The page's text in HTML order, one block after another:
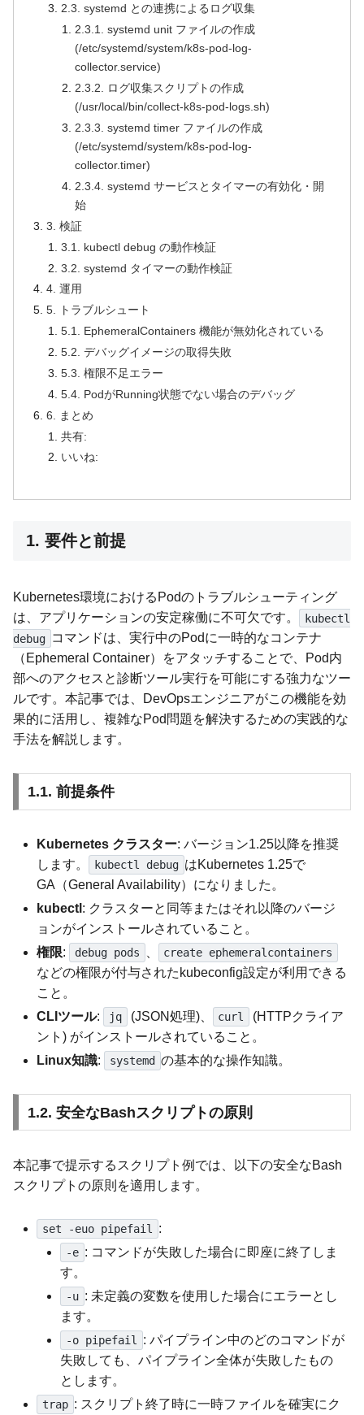
2.3. systemd との連携によるログ収集
2.3.1. systemd unit ファイルの作成
(/etc/systemd/system/k8s-pod-log-
collector.service)
2.3.2. ログ収集スクリプトの作成
(/usr/local/bin/collect-k8s-pod-logs.sh)
2.3.3. systemd timer ファイルの作成
(/etc/systemd/system/k8s-pod-log-
collector.timer)
2.3.4. systemd サービスとタイマーの有効化・開
始
3. 検証
3.1. kubectl debug の動作検証
3.2. systemd タイマーの動作検証
4. 運用
5. トラブルシュート
5.1. EphemeralContainers 機能が無効化されている
5.2. デバッグイメージの取得失敗
5.3. 権限不足エラー
5.4. PodがRunning状態でない場合のデバッグ
6. まとめ
共有:
いいね:
1. 要件と前提
Kubernetes環境におけるPodのトラブルシューティング
は、アプリケーションの安定稼働に不可欠です。
kubectl
debug コマンドは、実行中のPodに一時的なコンテナ
（Ephemeral Container）をアタッチすることで、Pod内
部へのアクセスと診断ツール実行を可能にする強力なツー
ルです。本記事では、DevOpsエンジニアがこの機能を効
果的に活用し、複雑なPod問題を解決するための実践的な
手法を解説します。
1.1. 前提条件
Kubernetes クラスター: バージョン1.25以降を推奨
します。
kubectl debug はKubernetes 1.25で
GA（General Availability）になりました。
kubectl : クラスターと同等またはそれ以降のバージ
ョンがインストールされていること。
権限: debug pods create ephemeralcontainers
などの権限が付与されたkubeconfig設定が利用できる
こと。
CLIツール: jq (JSON処理)、 curl
(HTTPクライア
ント) がインストールされていること。
Linux知識: systemd の基本的な操作知識。
1.2. 安全なBashスクリプトの原則
本記事で提示するスクリプト例では、以下の安全なBash
スクリプトの原則を適用します。
set -euo pipefail :
-e : コマンドが失敗した場合に即座に終了しま
す。
-u : 未定義の変数を使用した場合にエラーとし
ます。
-o pipefail : パイプライン中のどのコマンドが
失敗しても、パイプライン全体が失敗したもの
とします。
trap : スクリプト終了時に一時ファイルを確実にク